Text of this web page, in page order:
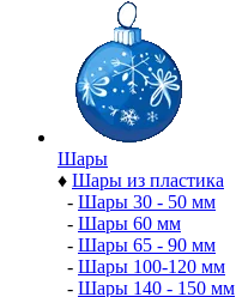
Шары
♦ Шары из пластика
- Шары 30 - 50 мм
- Шары 60 мм
- Шары 65 - 90 мм
- Шары 100-120 мм
- Шары 140 - 150 мм